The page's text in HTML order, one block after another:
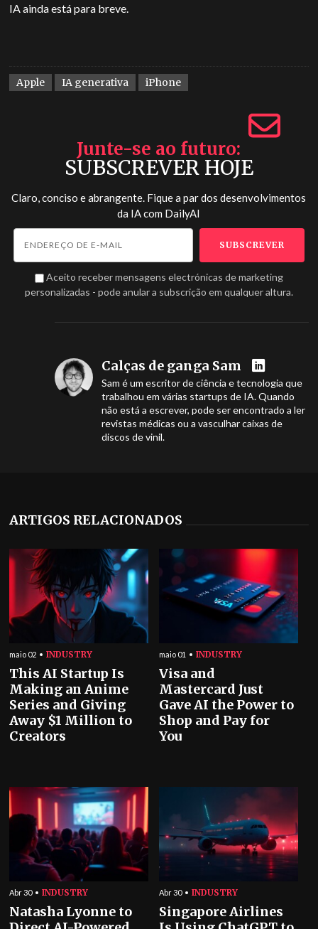
IA ainda está para breve.
Apple IA generativa iPhone
Junte-se ao futuro
SUBSCREVER HOJE
Claro, conciso e abrangente. Fique a par dos desenvolvimentos
da IA com DailyAI
Aceito receber mensagens electrónicas de marketing
personalizadas - pode anular a subscrição em qualquer altura.
Calças de ganga Sam
Sam é um escritor de ciência e tecnologia que
trabalhou em várias startups de IA. Quando
não está a escrever, pode ser encontrado a ler
revistas médicas ou a vasculhar caixas de
discos de vinil.
ARTIGOS RELACIONADOS
maio 02 INDUSTRY
This AI Startup Is
Making an Anime
Series and Giving
Away $1 Million to
Creators
maio 01 INDUSTRY
Visa and
Mastercard Just
Gave AI the Power to
Shop and Pay for
You
Abr 30 INDUSTRY
Natasha Lyonne to
Abr 30 INDUSTRY
Singapore Airlines